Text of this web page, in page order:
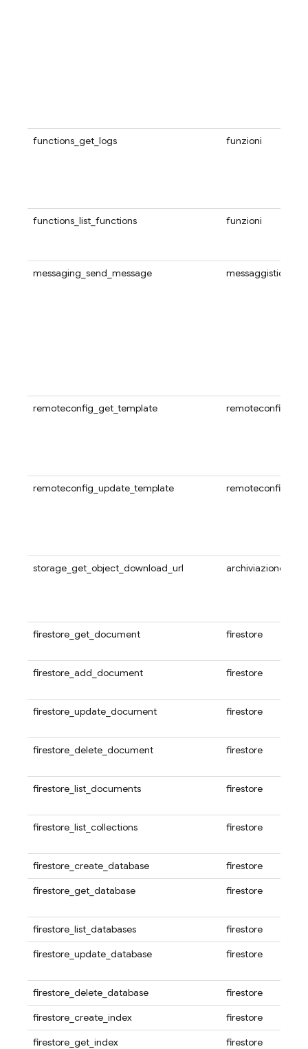
functions_get_logs funzioni
functions_list_functions funzioni
messaging_send_message messaggistica
remoteconfig_get_template remoteconfig
remoteconfig_update_template remoteconfig
storage_get_object_download_url archiviazione
firestore_get_document firestore
firestore_add_document firestore
firestore_update_document firestore
firestore_delete_document firestore
firestore_list_documents firestore
firestore_list_collections firestore
firestore_create_database
firestore
firestore_get_database
firestore
firestore_list_databases
firestore
firestore_update_database
firestore
firestore_delete_database
firestore
firestore_create_index
firestore
firestore_get_index
firestore